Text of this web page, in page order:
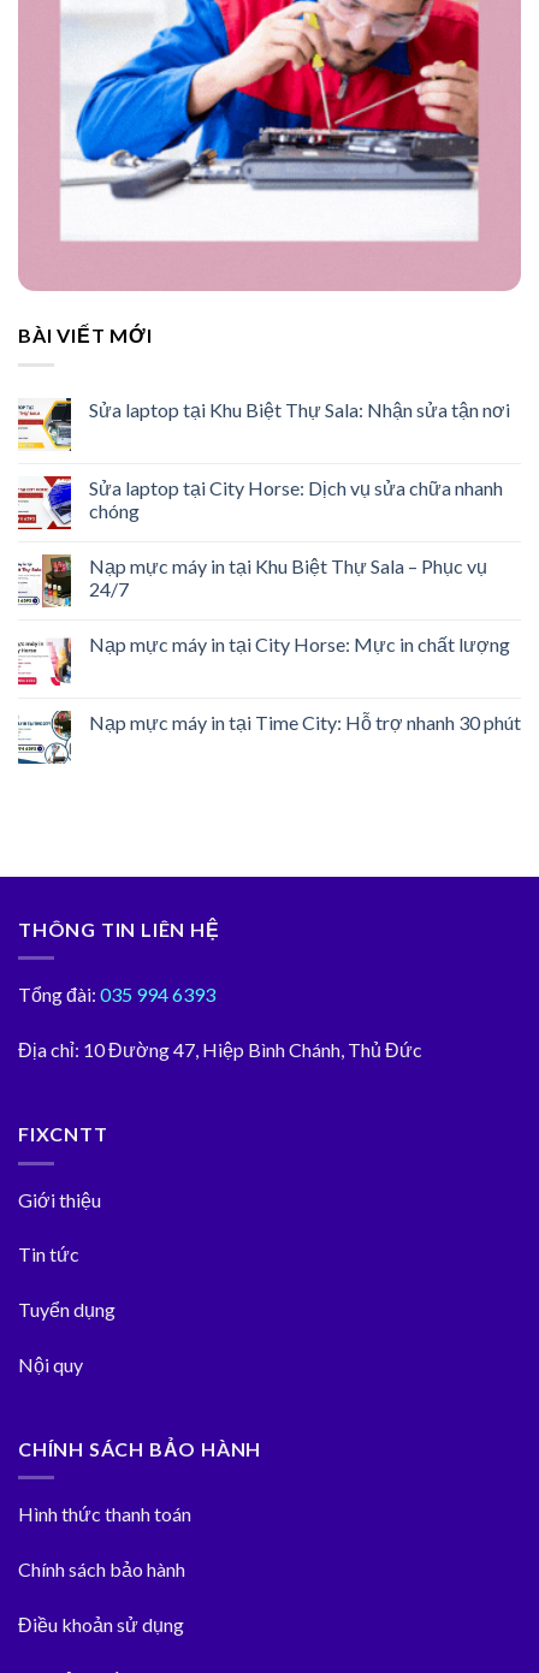
BÀI VIẾT MỚI
Sửa laptop tại Khu Biệt Thự Sala: Nhận sửa tận nơi
Sửa laptop tại City Horse: Dịch vụ sửa chữa nhanh
chóng
Nạp mực máy in tại Khu Biệt Thự Sala – Phục vụ
24/7
Nạp mực máy in tại City Horse: Mực in chất lượng
Nạp mực máy in tại Time City: Hỗ trợ nhanh 30 phút
THÔNG TIN LIÊN HỆ
Tổng đài: 035 994 6393
Địa chỉ: 10 Đường 47, Hiệp Bình Chánh, Thủ Đức
FIXCNTT
Giới thiệu
Tin tức
Tuyển dụng
Nội quy
CHÍNH SÁCH BẢO HÀNH
Hình thức thanh toán
Chính sách bảo hành
Điều khoản sử dụng